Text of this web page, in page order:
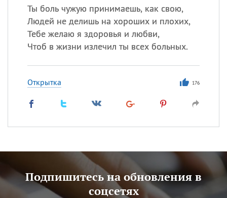
Ты боль чужую принимаешь, как свою,
Людей не делишь на хороших и плохих,
Тебе желаю я здоровья и любви,
Чтоб в жизни излечил ты всех больных.
Открытка 176
Подпишитесь на обновления в
соцсетях